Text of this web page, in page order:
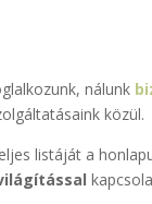
nálunk
közül.
listáját a